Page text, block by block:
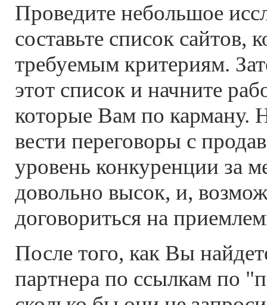
Проведите небольшое
составьте список сайтов,
требуемым критериям.
этот список и начните
которые Вам по карману.
вести переговоры с
уровень конкуренции за
довольно высок, и,
договориться на
После того, как Вы
партнера по ссылкам по